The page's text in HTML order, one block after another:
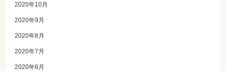
2020年10月
2020年9月
2020年8月
2020年7月
2020年6月